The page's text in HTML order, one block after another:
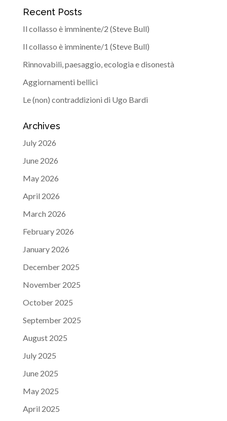
Recent Posts
Il collasso è imminente/2 (Steve Bull)
Il collasso è imminente/1 (Steve Bull)
Rinnovabili, paesaggio, ecologia e disonestà
Aggiornamenti bellici
Le (non) contraddizioni di Ugo Bardi
Archives
July 2026
June 2026
May 2026
April 2026
March 2026
February 2026
January 2026
December 2025
November 2025
October 2025
September 2025
August 2025
July 2025
June 2025
May 2025
April 2025